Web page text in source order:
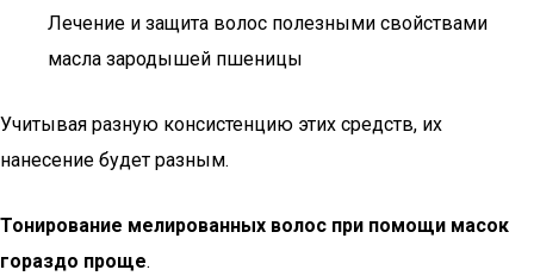
Лечение и защита волос полезными свойствами
масла зародышей пшеницы
Учитывая разную консистенцию этих средств, их
нанесение будет разным.
Тонирование мелированных волос при помощи масок
гораздо проще.